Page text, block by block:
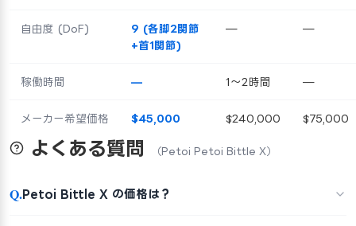
自由度 (DoF)
9 (各脚2関節
+首1関節)
— —
稼働時間 — 1〜2時間 —
メーカー希望価格 $45,000 $240,000 $75,000
よくある質問 （Petoi Petoi Bittle X）
Q.Petoi Bittle X の価格は？